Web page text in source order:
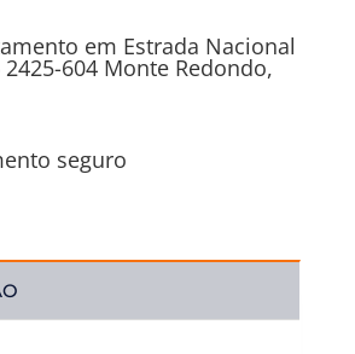
em Estrada Nacional
2425-604 Monte Redondo,
seguro